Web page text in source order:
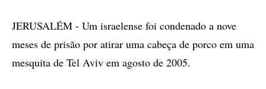
JERUSALÉM - Um israelense foi condenado a nove
meses de prisão por atirar uma cabeça de porco em uma
mesquita de Tel Aviv em agosto de 2005.